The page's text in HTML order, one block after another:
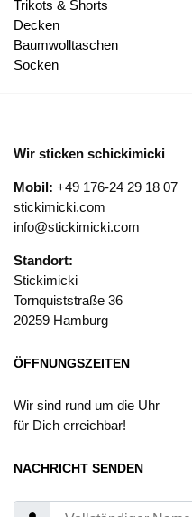
Trikots & Shorts
Decken
Baumwolltaschen
Socken
Wir sticken schickimicki
Mobil: +49 176-24 29 18 07
stickimicki.com
info@stickimicki.com
Standort:
Stickimicki
Tornquiststraße 36
20259 Hamburg
ÖFFNUNGSZEITEN
Wir sind rund um die Uhr
für Dich erreichbar!
NACHRICHT SENDEN